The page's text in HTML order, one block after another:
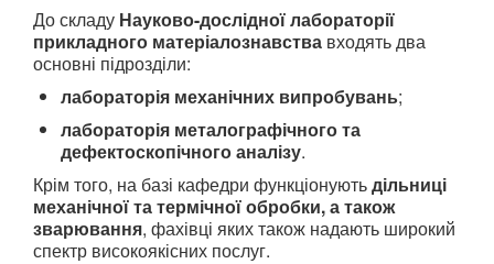
До складу Науково-дослідної лабораторії
прикладного матеріалознавства входять два
основні підрозділи:
лабораторія механічних випробувань;
лабораторія металографічного та
дефектоскопічного аналізу.
Крім того, на базі кафедри функціонуютьдільниці
механічної та термічної обробки, а також
зварювання, фахівці яких також надають широкий
спектр високоякісних послуг.